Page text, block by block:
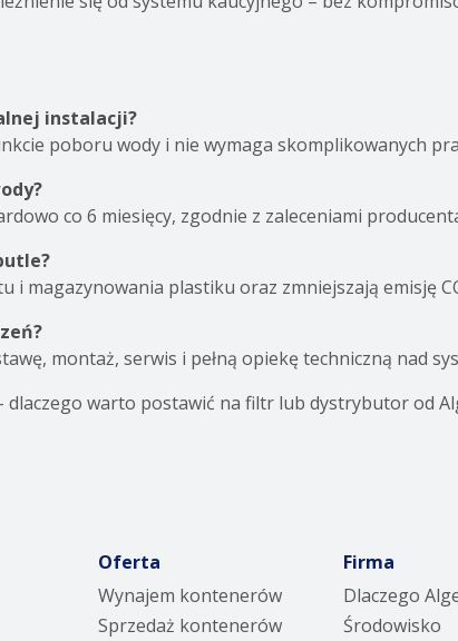
instalacji?
poboru wody i nie wymaga skomplikowanych
co 6 miesięcy, zgodnie z zaleceniami
magazynowania plastiku oraz zmniejszają emisję
montaż, serwis i pełną opiekę techniczną nad
dlaczego warto postawić na filtr lub dystrybutor od
Oferta
Wynajem kontenerów
Sprzedaż kontenerów
Firma
Dlaczego
Środowisko